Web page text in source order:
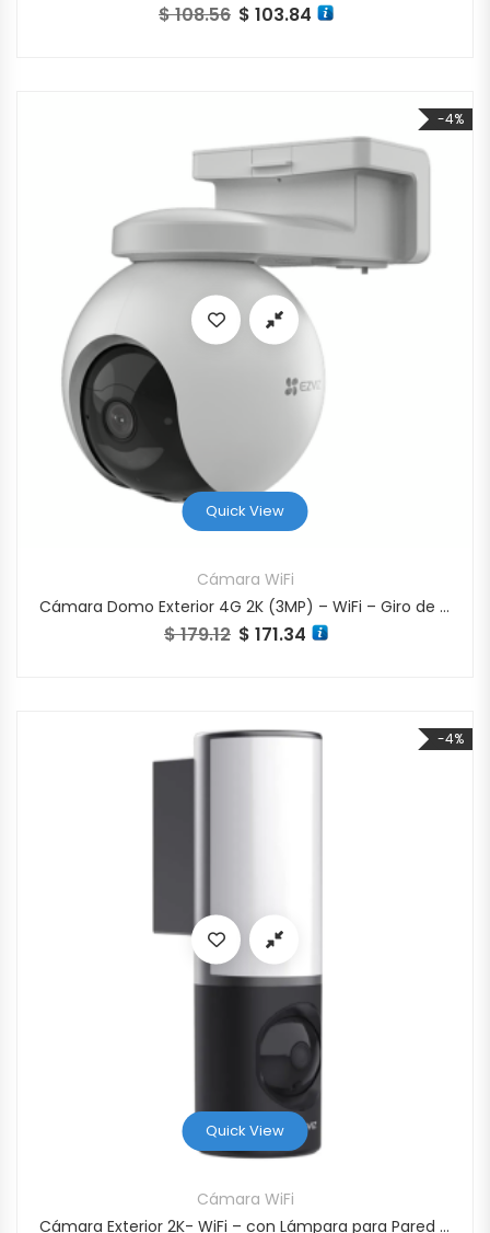
$108.56 El precio original era: $ 108.56.
$ 103.84 El precio actual es: $
-4%
Quick View
Cámara WiFi
Cámara Domo Exterior 4G 2K (3MP) – WiFi – Giro de 360°
$179.12 El precio original era: $ 179.12.
$ 171.34 El precio actual es: $ 171.34.
-4%
Quick View
Cámara WiFi
Cámara Exterior 2K- WiFi – con Lámpara para Pared – LC3 4MP